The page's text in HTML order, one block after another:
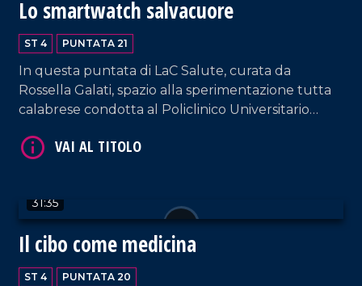
microbiologia e virologia dello stesso ospedale
Pasquale Minchella.
Lo smartwatch salvacuore
ST 4 PUNTATA 21
In questa puntata di LaC Salute, curata da
Rossella Galati, spazio alla sperimentazione tutta
calabrese condotta al Policlinico Universitario
Carmen Spaccarotella e dal presidente della
possibile riconoscere un attacco cardiaco. Ecco
che lorologio intelligente di ultima generazione
diventa così un vero e proprio dispositivo
salvacuore.
31:35
Il cibo come medicina
ST 4 PUNTATA 20